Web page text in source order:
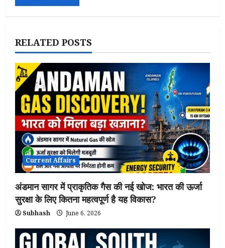
RELATED POSTS
Current Affairs
अंडमान सागर में प्राकृतिक गैस की नई खोज: भारत की ऊर्जा
सुरक्षा के लिए कितना महत्वपूर्ण है यह विकास?
Subhash June 6, 2026